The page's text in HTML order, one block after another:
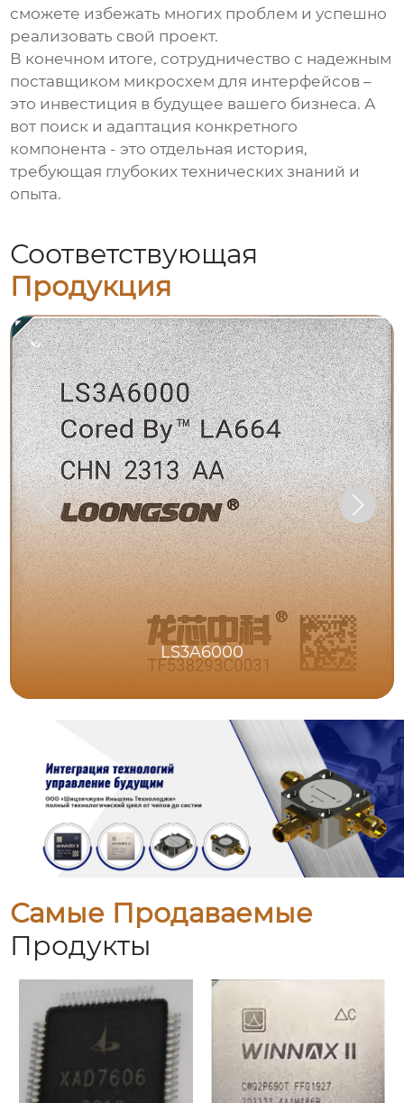
сможете избежать многих проблем и успешно
реализовать свой проект.
В конечном итоге, сотрудничество с надежным
поставщиком микросхем для интерфейсов –
это инвестиция в будущее вашего бизнеса. А
вот поиск и адаптация конкретного
компонента - это отдельная история,
требующая глубоких технических знаний и
опыта.
Соответствующая
Продукция
LS3A6000
Самые Продаваемые
Продукты